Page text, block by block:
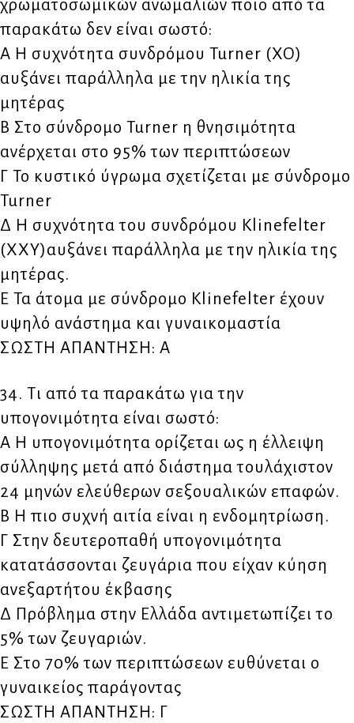
χρωματοσωμικών ανωμαλιών ποιο από τα
παρακάτω δεν είναι σωστό:
Α Η συχνότητα συνδρόμου Turner (ΧΟ)
αυξάνει παράλληλα με την ηλικία της
μητέρας
Β Στο σύνδρομο Turner η θνησιμότητα
ανέρχεται στο 95% των περιπτώσεων
Γ Το κυστικό ύγρωμα σχετίζεται με σύνδρομο
Turner
Δ Η συχνότητα του συνδρόμου Klinefelter
(XXY)αυξάνει παράλληλα με την ηλικία της
μητέρας.
Ε Τα άτομα με σύνδρομο Klinefelter έχουν
υψηλό ανάστημα και γυναικομαστία
ΣΩΣΤΗ ΑΠΑΝΤΗΣΗ: Α
34. Τι από τα παρακάτω για την
υπογονιμότητα είναι σωστό:
Α Η υπογονιμότητα ορίζεται ως η έλλειψη
σύλληψης μετά από διάστημα τουλάχιστον
24 μηνών ελεύθερων σεξουαλικών επαφών.
Β Η πιο συχνή αιτία είναι η ενδομητρίωση.
Γ Στην δευτεροπαθή υπογονιμότητα
κατατάσσονται ζευγάρια που είχαν κύηση
ανεξαρτήτου έκβασης
Δ Πρόβλημα στην Ελλάδα αντιμετωπίζει το
5% των ζευγαριών.
Ε Στο 70% των περιπτώσεων ευθύνεται ο
γυναικείος παράγοντας
ΣΩΣΤΗ ΑΠΑΝΤΗΣΗ: Γ